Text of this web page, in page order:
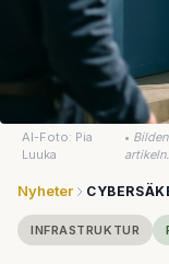
AI-Foto: Pia
Luuka
•
artikeln.
Nyheter
INFRASTRUKTUR